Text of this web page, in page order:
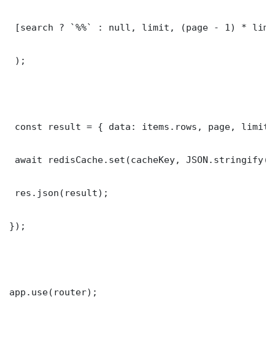
[search ? `%%` : null, limit, (page - 1) *
);
const result = { data: items.rows, page,
await redisCache.set(cacheKey,
res.json(result);
});
app.use(router);